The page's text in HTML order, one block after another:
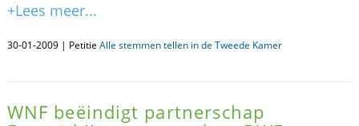
+Lees meer...
30-01-2009 | Petitie Alle stemmen tellen in de Tweede Kamer
WNF beëindigt partnerschap